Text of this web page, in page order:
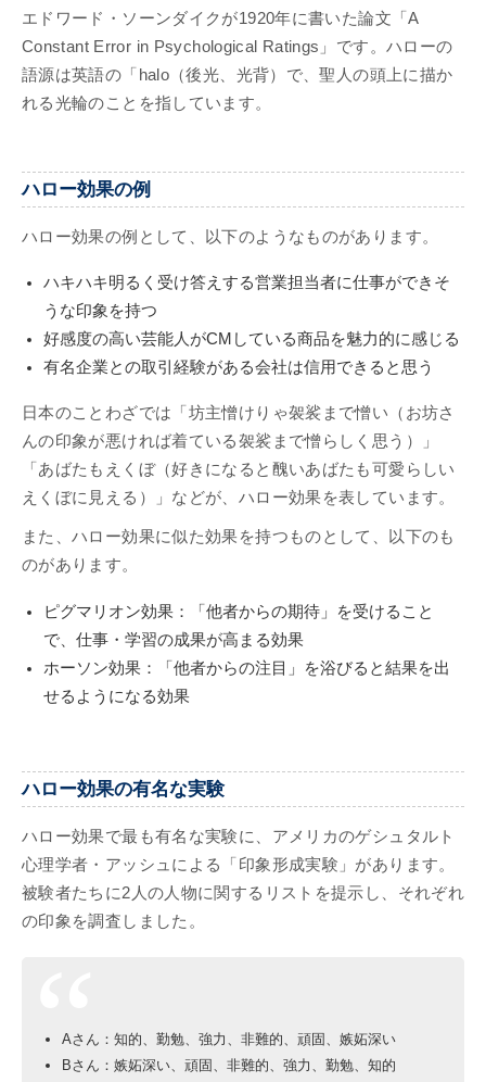
エドワード・ソーンダイクが1920年に書いた論文「A
Constant Error in Psychological Ratings」です。ハローの
語源は英語の「halo（後光、光背）で、聖人の頭上に描か
れる光輪のことを指しています。
ハロー効果の例
ハロー効果の例として、以下のようなものがあります。
ハキハキ明るく受け答えする営業担当者に仕事ができそ
うな印象を持つ
好感度の高い芸能人がCMしている商品を魅力的に感じる
有名企業との取引経験がある会社は信用できると思う
日本のことわざでは「坊主憎けりゃ袈裟まで憎い（お坊さ
んの印象が悪ければ着ている袈裟まで憎らしく思う）」
「あばたもえくぼ（好きになると醜いあばたも可愛らしい
えくぼに見える）」などが、ハロー効果を表しています。
また、ハロー効果に似た効果を持つものとして、以下のも
のがあります。
ピグマリオン効果：「他者からの期待」を受けること
で、仕事・学習の成果が高まる効果
ホーソン効果：「他者からの注目」を浴びると結果を出
せるようになる効果
ハロー効果の有名な実験
ハロー効果で最も有名な実験に、アメリカのゲシュタルト
心理学者・アッシュによる「印象形成実験」があります。
被験者たちに2人の人物に関するリストを提示し、それぞれ
の印象を調査しました。
Aさん：知的、勤勉、強力、非難的、頑固、嫉妬深い
Bさん：嫉妬深い、頑固、非難的、強力、勤勉、知的